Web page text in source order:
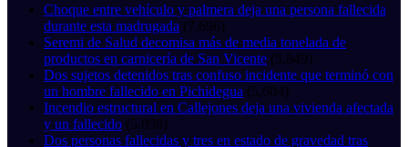
Choque entre vehículo y palmera deja una persona fallecida
durante esta madrugada (7.696)
Seremi de Salud decomisa más de media tonelada de
productos en carnicería de San Vicente (5.849)
Dos sujetos detenidos tras confuso incidente que terminó con
un hombre fallecido en Pichidegua (5.604)
Incendio estructural en Callejones deja una vivienda afectada
y un fallecido (5.098)
Dos personas fallecidas y tres en estado de gravedad tras